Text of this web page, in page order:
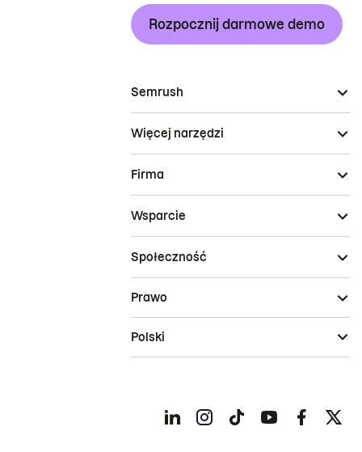
Rozpocznij darmowe demo
Semrush
Więcej narzędzi
Firma
Wsparcie
Społeczność
Prawo
Polski